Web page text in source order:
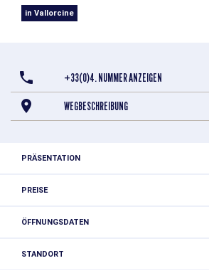
in Vallorcine
+33(0)4. NUMMER ANZEIGEN
WEGBESCHREIBUNG
PRÄSENTATION
Free public restrooms
PREISE
ÖFFNUNGSDATEN
STANDORT